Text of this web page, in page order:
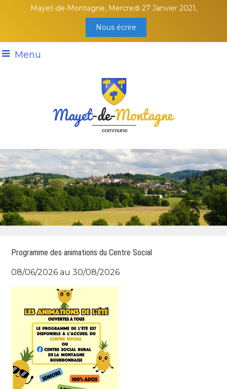
Mayet-de-Montagne, Mercredi 27 Janvier 2021,
Nous écrire
Menu
Programme des animations du Centre Social
08/06/2026 au 30/08/2026